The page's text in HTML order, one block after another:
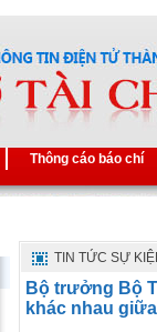
Thông cáo báo chí
TIN TỨC SỰ
Bộ trưởng Bộ
khác nhau